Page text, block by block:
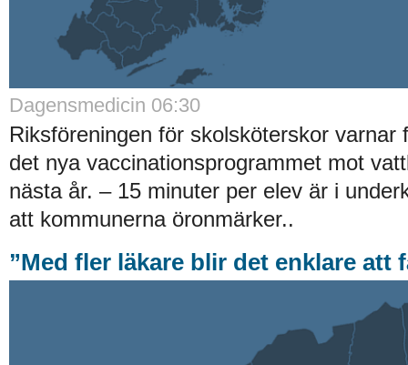
Dagensmedicin 06:30
Riksföreningen för skolsköterskor varnar
det nya vaccinationsprogrammet mot
nästa år. – 15 minuter per elev är i
att kommunerna öronmärker..
”Med fler läkare blir det enklare att